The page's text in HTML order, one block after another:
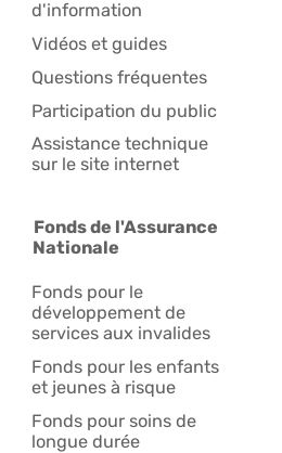
d'information
Vidéos et guides
Questions fréquentes
Participation du public
Assistance technique
sur le site internet
Fonds de l'Assurance
Nationale
Fonds pour le
développement de
services aux invalides
Fonds pour les enfants
et jeunes à risque
Fonds pour soins de
longue durée